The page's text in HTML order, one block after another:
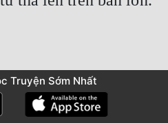
những vật nhỏ có ý
Truyện Sớm Nhất